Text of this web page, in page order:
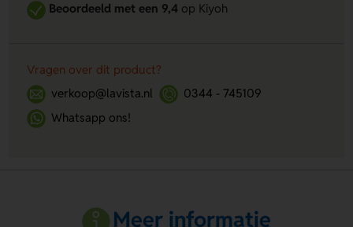
Beoordeeld met een 9,4op Kiyoh
Vragen over dit product?
verkoop@lavista.nl
0344 - 745109
Whatsapp ons!
Meer informatie